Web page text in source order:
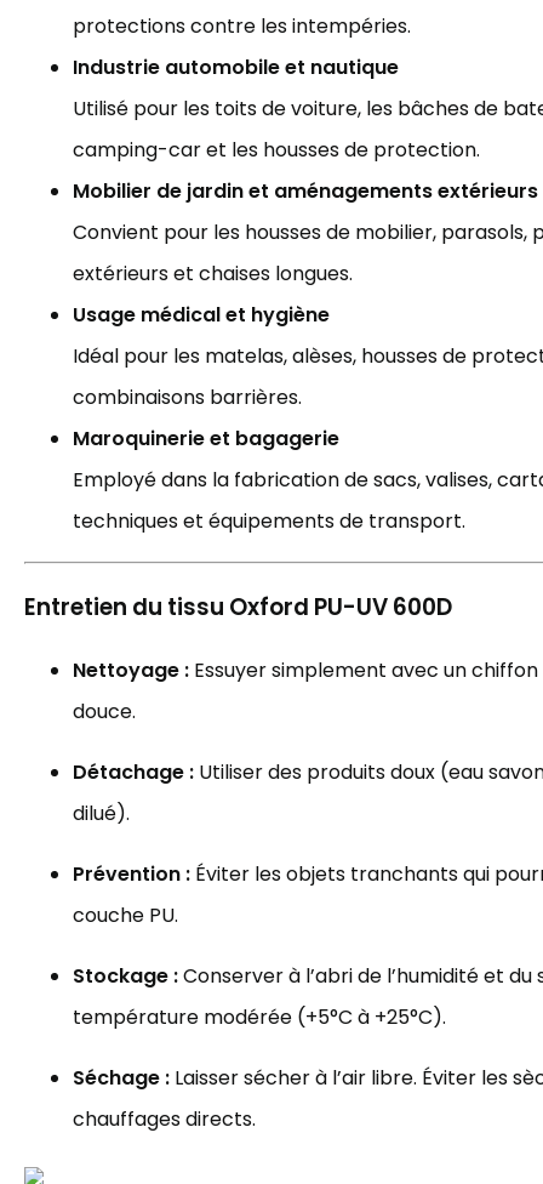
protections contre les intempéries.
Industrie automobile et nautique
Utilisé pour les toits de voiture, les bâches de
camping-car et les housses de protection.
Mobilier de jardin et aménagements extérieurs
Convient pour les housses de mobilier, parasols,
extérieurs et chaises longues.
Usage médical et hygiène
Idéal pour les matelas, alèses, housses de
combinaisons barrières.
Maroquinerie et bagagerie
Employé dans la fabrication de sacs, valises,
techniques et équipements de transport.
Entretien du tissu Oxford PU-UV 600D
Nettoyage : Essuyer simplement avec un
douce.
Détachage : Utiliser des produits doux (eau
dilué).
Prévention : Éviter les objets tranchants qui
couche PU.
Stockage :Conserver à l’abri de l’humidité et du
température modérée (+5°C à +25°C).
Séchage : Laisser sécher à l’air libre. Éviter les
chauffages directs.